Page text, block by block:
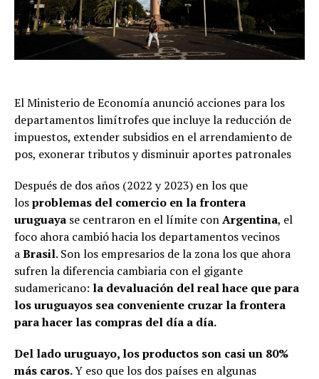
El Ministerio de Economía anunció acciones para los
departamentos limítrofes que incluye la reducción de
impuestos, extender subsidios en el arrendamiento de
pos, exonerar tributos y disminuir aportes patronales
Después de dos años (2022 y 2023) en los que
losproblemas del comercio en la frontera
uruguaya se centraron en el límite conArgentina, el
foco ahora cambió hacia los departamentos vecinos
aBrasil. Son los empresarios de la zona los que ahora
sufren la diferencia cambiaria con el gigante
sudamericano: la devaluación del real hace que para
los uruguayos sea conveniente cruzar la frontera
para hacer las compras del día a día.
Del lado uruguayo, los productos son casi un 80%
más caros.Y eso que los dos países en algunas